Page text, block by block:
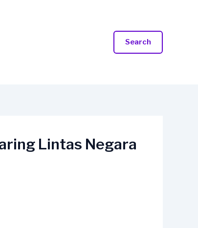
Search
Lintas Negara